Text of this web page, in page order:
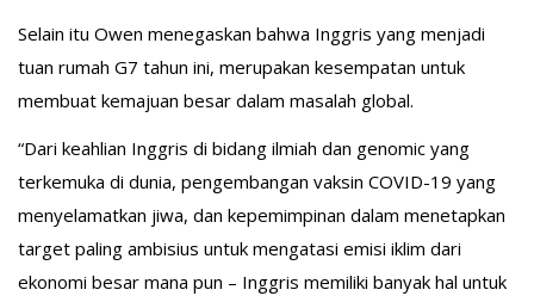
Selain itu Owen menegaskan bahwa Inggris yang menjadi
tuan rumah G7 tahun ini, merupakan kesempatan untuk
membuat kemajuan besar dalam masalah global.
“Dari keahlian Inggris di bidang ilmiah dan genomic yang
terkemuka di dunia, pengembangan vaksin COVID-19 yang
menyelamatkan jiwa, dan kepemimpinan dalam menetapkan
target paling ambisius untuk mengatasi emisi iklim dari
ekonomi besar mana pun – Inggris memiliki banyak hal untuk